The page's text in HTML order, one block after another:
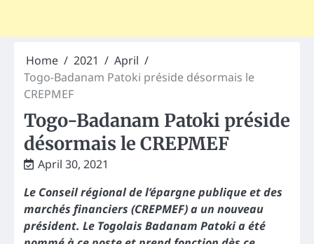
Home 2021
April
Togo-Badanam Patoki préside désormais le
CREPMEF
Togo-Badanam Patoki préside
désormais le CREPMEF
April 30, 2021
Le Conseil régional de l’épargne publique et des
marchés financiers (CREPMEF) a un nouveau
président. Le Togolais Badanam Patoki a été